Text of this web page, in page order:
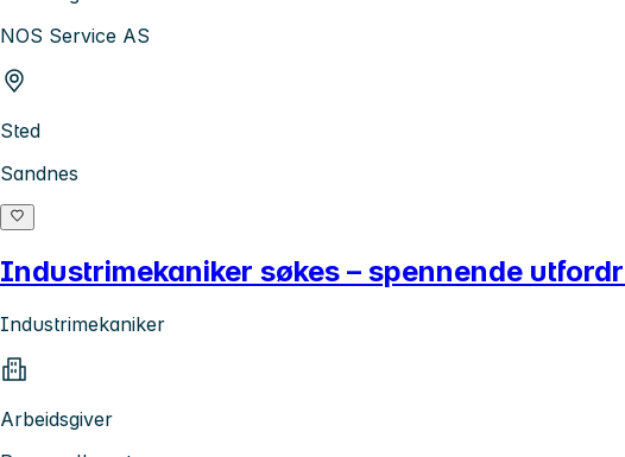
NOS Service AS
Sted
Sandnes
Industrimekaniker søkes – spennende
Industrimekaniker
Arbeidsgiver